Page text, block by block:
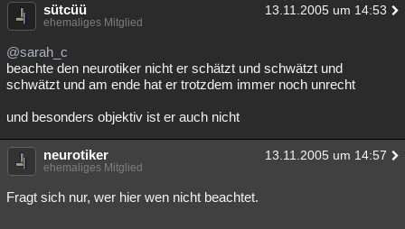
sütcüü 13.11.2005 um 14:53
ehemaliges Mitglied
@sarah_c
beachte den neurotiker nicht er schätzt und schwätzt und
schwätzt und am ende hat er trotzdem immer noch unrecht
und besonders objektiv ist er auch nicht
neurotiker 13.11.2005 um 14:57
ehemaliges Mitglied
Fragt sich nur, wer hier wen nicht beachtet.